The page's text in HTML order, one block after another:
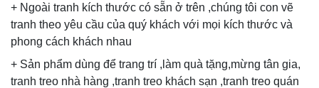
+ Ngoài tranh kích thước có sẵn ở trên ,chúng tôi con vẽ
tranh theo yêu cầu của quý khách với mọi kích thước và
phong cách khách nhau
+ Sản phẩm dùng để trang trí ,làm quà tặng,mừng tân gia,
tranh treo nhà hàng ,tranh treo khách sạn ,tranh treo quán